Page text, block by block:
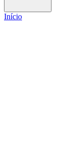
Início